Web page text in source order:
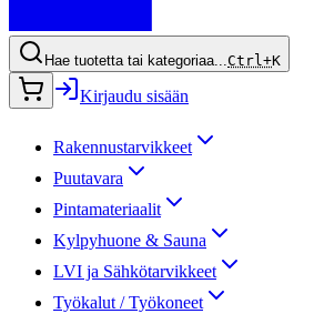
Hae tuotetta tai kategoriaa...Ctrl+K
Kirjaudu sisään
Rakennustarvikkeet
Puutavara
Pintamateriaalit
Kylpyhuone & Sauna
LVI ja Sähkötarvikkeet
Työkalut / Työkoneet